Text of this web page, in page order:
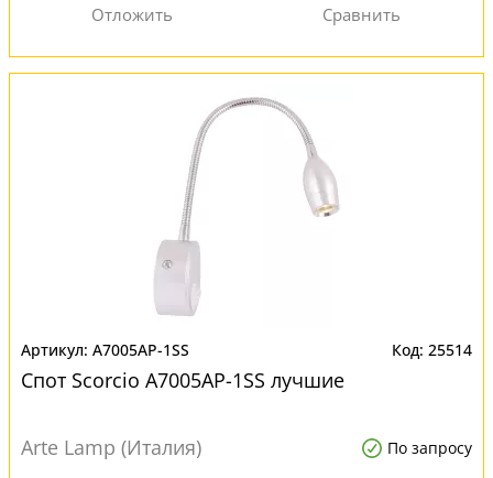
A7005AP-1SS 25514
Спот Scorcio A7005AP-1SS лучшие
Arte Lamp (Италия) По запросу